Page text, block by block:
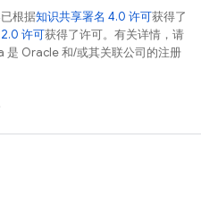
根据知识共享署名 4.0 许可获得了
许可获得了许可。有关详情，请
是 Oracle 和/或其关联公司的注册